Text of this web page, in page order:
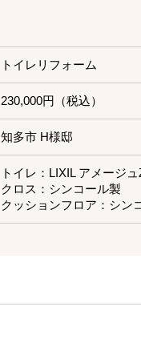
トイレリフォーム
230,000円（税込）
知多市 H様邸
トイレ：LIXIL アメージ
クロス：シンコール製
クッションフロア：シン